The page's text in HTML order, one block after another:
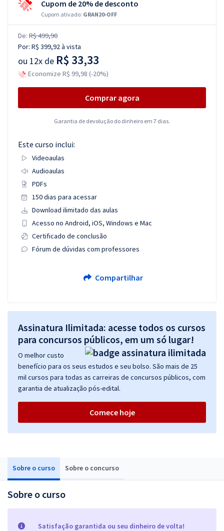
Sobre o curso Sobre o concurso
Sobre o curso
Satisfação garantida ou seu dinheiro de volta!
Cupom de 20% de desconto
Cupom ativado: GRAN20-OFF
De: R$ 499,90
Por: R$ 399,92à vista
ou 12x de R$ 33,33
Economize R$ 99,98 (-20%)
Comprar agora
Garantia de devolução do dinheiro em 7 dias.
Este curso inclui:
Videoaulas
Audioaulas
PDFs
150 dias para acessar
Download ilimitado das aulas
Acesso no Android, iOS, Windows e Mac
Certificado de conclusão
Fórum de dúvidas com professores
Compartilhar
Assinatura Ilimitada: acesse todos os cursos
para concursos públicos, em um só lugar!
O melhor custo
benefício para os seus estudos e seu bolso. São mais de 25
mil cursos para todas as carreiras de concursos públicos, com
garantia de atualização pós-edital.
Comece hoje